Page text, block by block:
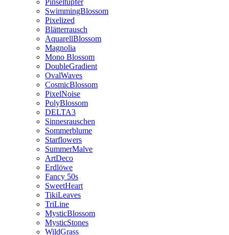
Pinseltupfer
SwimmingBlossom
Pixelized
Blätterrausch
AquarellBlossom
Magnolia
Mono Blossom
DoubleGradient
OvalWaves
CosmicBlossom
PixelNoise
PolyBlossom
DELTA3
Sinnesrauschen
Sommerblume
Starflowers
SummerMalve
ArtDeco
Erdlöwe
Fancy 50s
SweetHeart
TikiLeaves
TriLine
MysticBlossom
MysticStones
WildGrass